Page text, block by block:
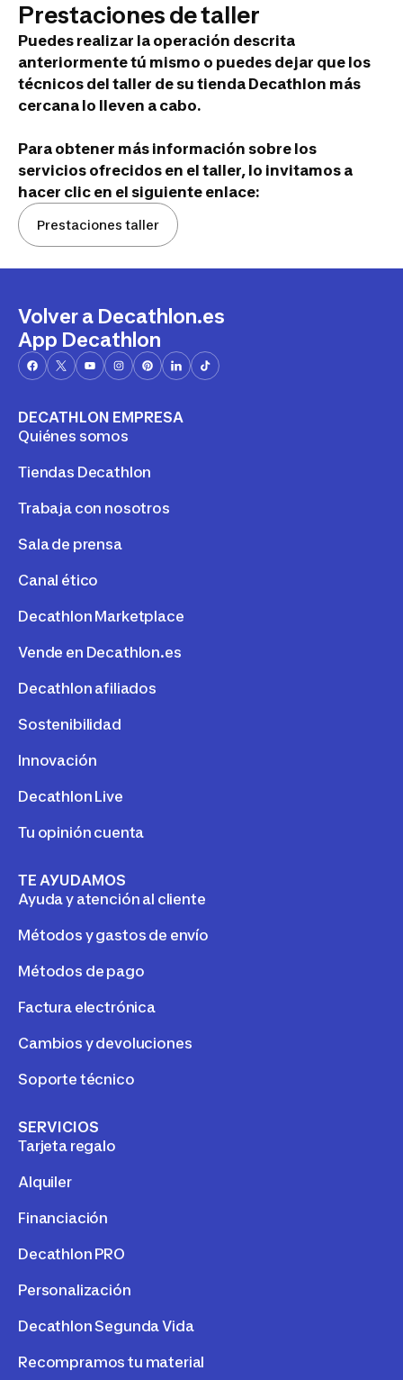
Prestaciones de taller
Puedes realizar la operación descrita
anteriormente tú mismo o puedes dejar que los
técnicos del taller de su tienda Decathlon más
cercana lo lleven a cabo.
Para obtener más información sobre los
servicios ofrecidos en el taller, lo invitamos a
hacer clic en el siguiente enlace:
Prestaciones taller
Volver a Decathlon.es
App Decathlon
DECATHLON EMPRESA
Quiénes somos
Tiendas Decathlon
Trabaja con nosotros
Sala de prensa
Canal ético
Decathlon Marketplace
Vende en Decathlon.es
Decathlon afiliados
Sostenibilidad
Innovación
Decathlon Live
Tu opinión cuenta
TE AYUDAMOS
Ayuda y atención al cliente
Métodos y gastos de envío
Métodos de pago
Factura electrónica
Cambios y devoluciones
Soporte técnico
SERVICIOS
Tarjeta regalo
Alquiler
Financiación
Decathlon PRO
Personalización
Decathlon Segunda Vida
Recompramos tu material